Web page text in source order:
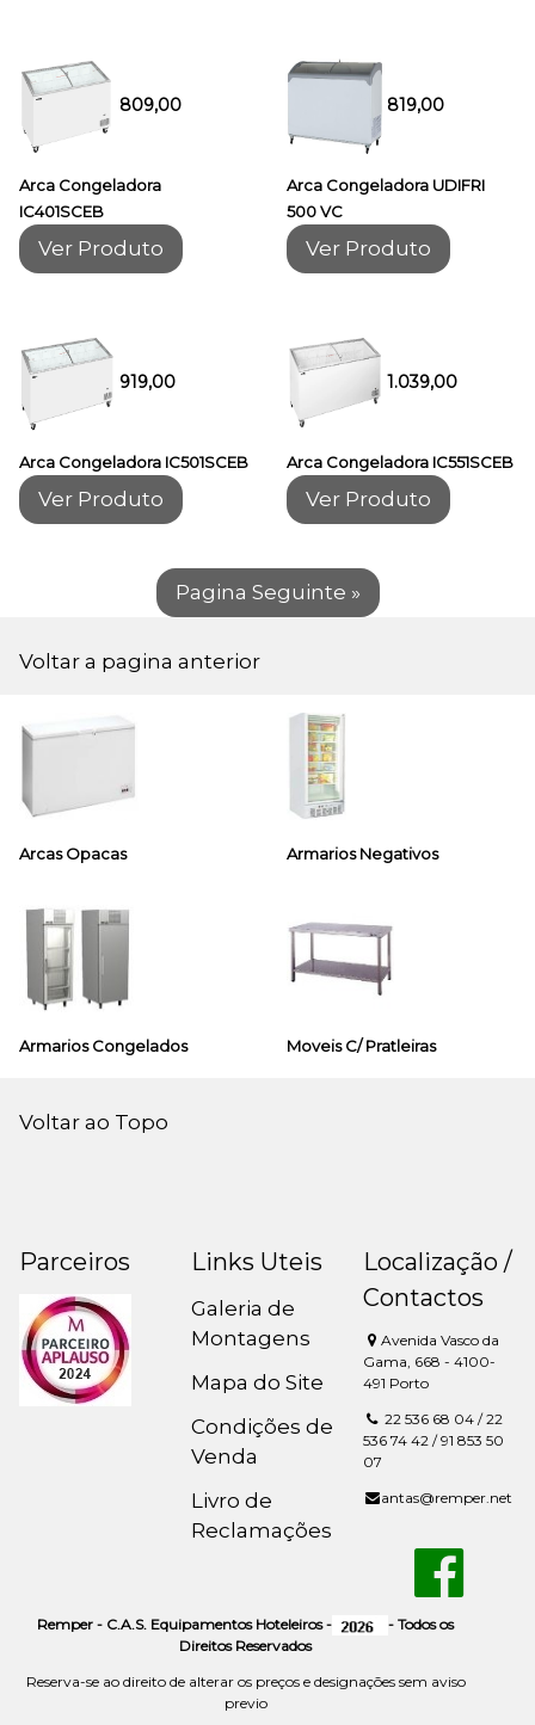
809,00
Arca Congeladora
IC401SCEB
Ver Produto
819,00
Arca Congeladora UDIFRI
500 VC
Ver Produto
919,00
Arca Congeladora IC501SCEB
Ver Produto
1.039,00
Arca Congeladora IC551SCEB
Ver Produto
Pagina Seguinte »
Voltar a pagina anterior
Arcas Opacas Armarios Negativos
Armarios Congelados Moveis C/ Pratleiras
Voltar ao Topo
Parceiros Links Uteis
Galeria de
Montagens
Mapa do Site
Condições de
Venda
Livro de
Reclamações
Localização /
Contactos
Avenida Vasco da
Gama, 668 - 4100-
491 Porto
22 536 68 04 / 22
536 74 42 / 91 853 50
07
antas@remper.net
Remper - C.A.S. Equipamentos Hoteleiros -
- Todos os
Direitos Reservados
Reserva-se ao direito de alterar os preços e designações sem aviso
previo